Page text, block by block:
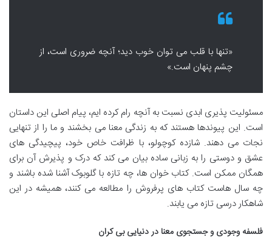
«تنها با قلب می توان خوب دید؛ آنچه ضروری است، از
چشم پنهان است.»
مسئولیت پذیری ابدی نسبت به آنچه رام کرده ایم، پیام اصلی این داستان
است. این پیوندها هستند که به زندگی معنا می بخشند و ما را از تنهایی
نجات می دهند. شازده کوچولو، با ظرافت خاص خود، پیچیدگی های
عشق و دوستی را به زبانی ساده بیان می کند که درک و پذیرش آن برای
همگان ممکن است. کتاب خوان ها، چه تازه با گلوبوک آشنا شده باشند و
چه سال هاست کتاب های پرفروش را مطالعه می کنند، همیشه در این
شاهکار درسی تازه می یابند.
فلسفه وجودی و جستجوی معنا در دنیایی بی کران